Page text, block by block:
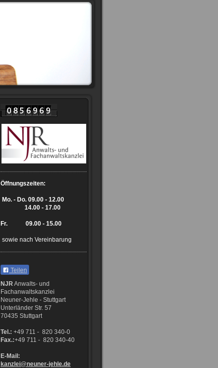
Öffnungszeiten:
Mo. - Do. 09.00 - 12.00
14.00 - 17.00
Fr. 09.00 - 15.00
sowie nach Vereinbarung
Teilen
NJR Anwalts- und
Fachanwaltskanzlei
Neuner-Jehle - Stuttgart
Unterländer Str. 57
70435 Stuttgart
Tel.: +49 711 - 820 340-0
Fax.:+49 711 - 820 340-40
E-Mail:
kanzlei@neuner-jehle.de